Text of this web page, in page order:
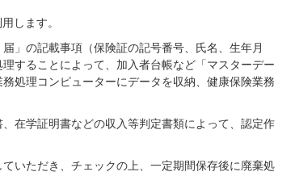
します。
」の記載事項（保険証の記号番号、氏名、生年月
することによって、加入者台帳など「マスターデー
処理コンピューターにデータを収納、健康保険業務
在学証明書などの収入等判定書類によって、認定作
いただき、チェックの上、一定期間保存後に廃棄処